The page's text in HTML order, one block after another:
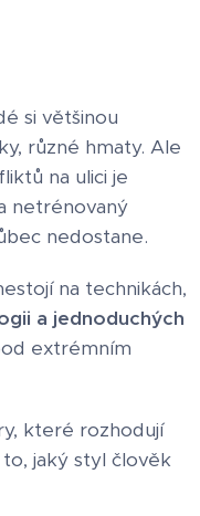
si většinou
různé hmaty. Ale
na ulici je
netrénovaný
nedostane.
na technikách,
a jednoduchých
extrémním
které rozhodují
jaký styl člověk